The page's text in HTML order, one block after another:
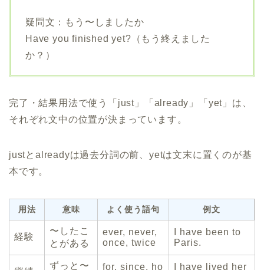
疑問文：もう〜しましたか
Have you finished yet?（もう終えました
か？）
完了・結果用法で使う「just」「already」「yet」は、
それぞれ文中の位置が決まっています。
justとalreadyは過去分詞の前、yetは文末に置くのが基
本です。
用法 意味 よく使う語句 例文
経験
〜したこ
とがある
ever, never,
once, twice
I have been to
Paris.
ずっと〜
for, since, ho
I have lived her